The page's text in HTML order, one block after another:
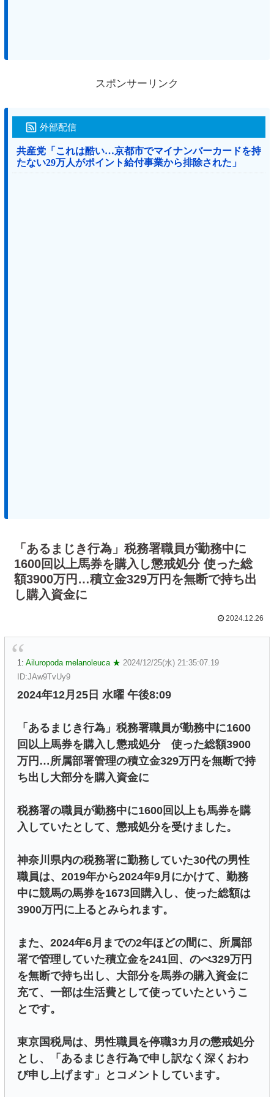
スポンサーリンク
外部配信
共産党「これは酷い…京都市でマイナンバーカードを持
たない29万人がポイント給付事業から排除された」
「あるまじき行為」税務署職員が勤務中に
1600回以上馬券を購入し懲戒処分 使った総
額3900万円…積立金329万円を無断で持ち出
し購入資金に
2024.12.26
1: Ailuropoda melanoleuca ★ 2024/12/25(水) 21:35:07.19
ID:JAw9TvUy9
2024年12月25日 水曜 午後8:09
「あるまじき行為」税務署職員が勤務中に1600
回以上馬券を購入し懲戒処分 使った総額3900
万円…所属部署管理の積立金329万円を無断で持
ち出し大部分を購入資金に
税務署の職員が勤務中に1600回以上も馬券を購
入していたとして、懲戒処分を受けました。
神奈川県内の税務署に勤務していた30代の男性
職員は、2019年から2024年9月にかけて、勤務
中に競馬の馬券を1673回購入し、使った総額は
3900万円に上るとみられます。
また、2024年6月までの2年ほどの間に、所属部
署で管理していた積立金を241回、のべ329万円
を無断で持ち出し、大部分を馬券の購入資金に
充て、一部は生活費として使っていたというこ
とです。
東京国税局は、男性職員を停職3カ月の懲戒処分
とし、「あるまじき行為で申し訳なく深くおわ
び申し上げます」とコメントしています。